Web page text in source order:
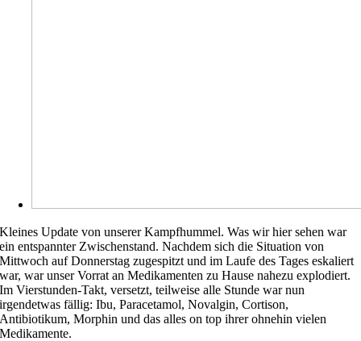
Kleines Update von unserer Kampfhummel. Was wir hier sehen war
ein entspannter Zwischenstand. Nachdem sich die Situation von
Mittwoch auf Donnerstag zugespitzt und im Laufe des Tages eskaliert
war, war unser Vorrat an Medikamenten zu Hause nahezu explodiert.
Im Vierstunden-Takt, versetzt, teilweise alle Stunde war nun
irgendetwas fällig: Ibu, Paracetamol, Novalgin, Cortison,
Antibiotikum, Morphin und das alles on top ihrer ohnehin vielen
Medikamente.